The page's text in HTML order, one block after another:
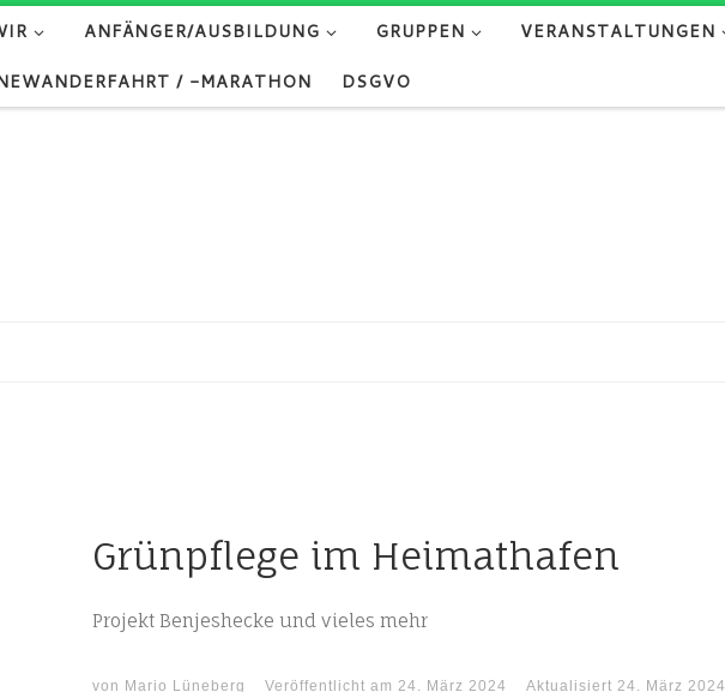
ANFÄNGER/AUSBILDUNG GRUPPEN
VERANSTALTUNGEN
/ -MARATHON
DSGVO
Grünpflege im Heimathafen
Projekt Benjeshecke und vieles mehr
von Mario Lüneberg Veröffentlicht am 24. März 2024 Aktualisiert 24. März 2024